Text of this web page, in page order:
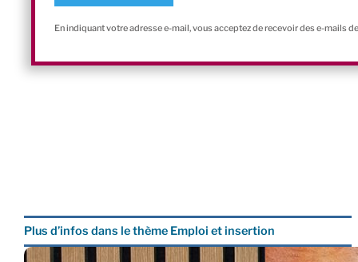
En indiquant votre adresse e-mail, vous acceptez de recevoir des e-mails
Plus d’infos dans le thème Emploi et insertion